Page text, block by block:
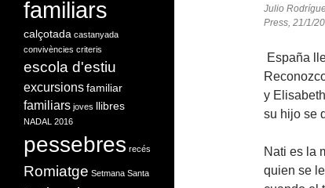
Julio
Press, 21/1/
España
y
su hijo se
Nati es la
quien se
familiars
calçotada castanyada
convivències criteris
escola d'estiu
excursions familiar
familiars joves llibres
NADAL 2016
pessebres recés
Romiatge Setmana Santa